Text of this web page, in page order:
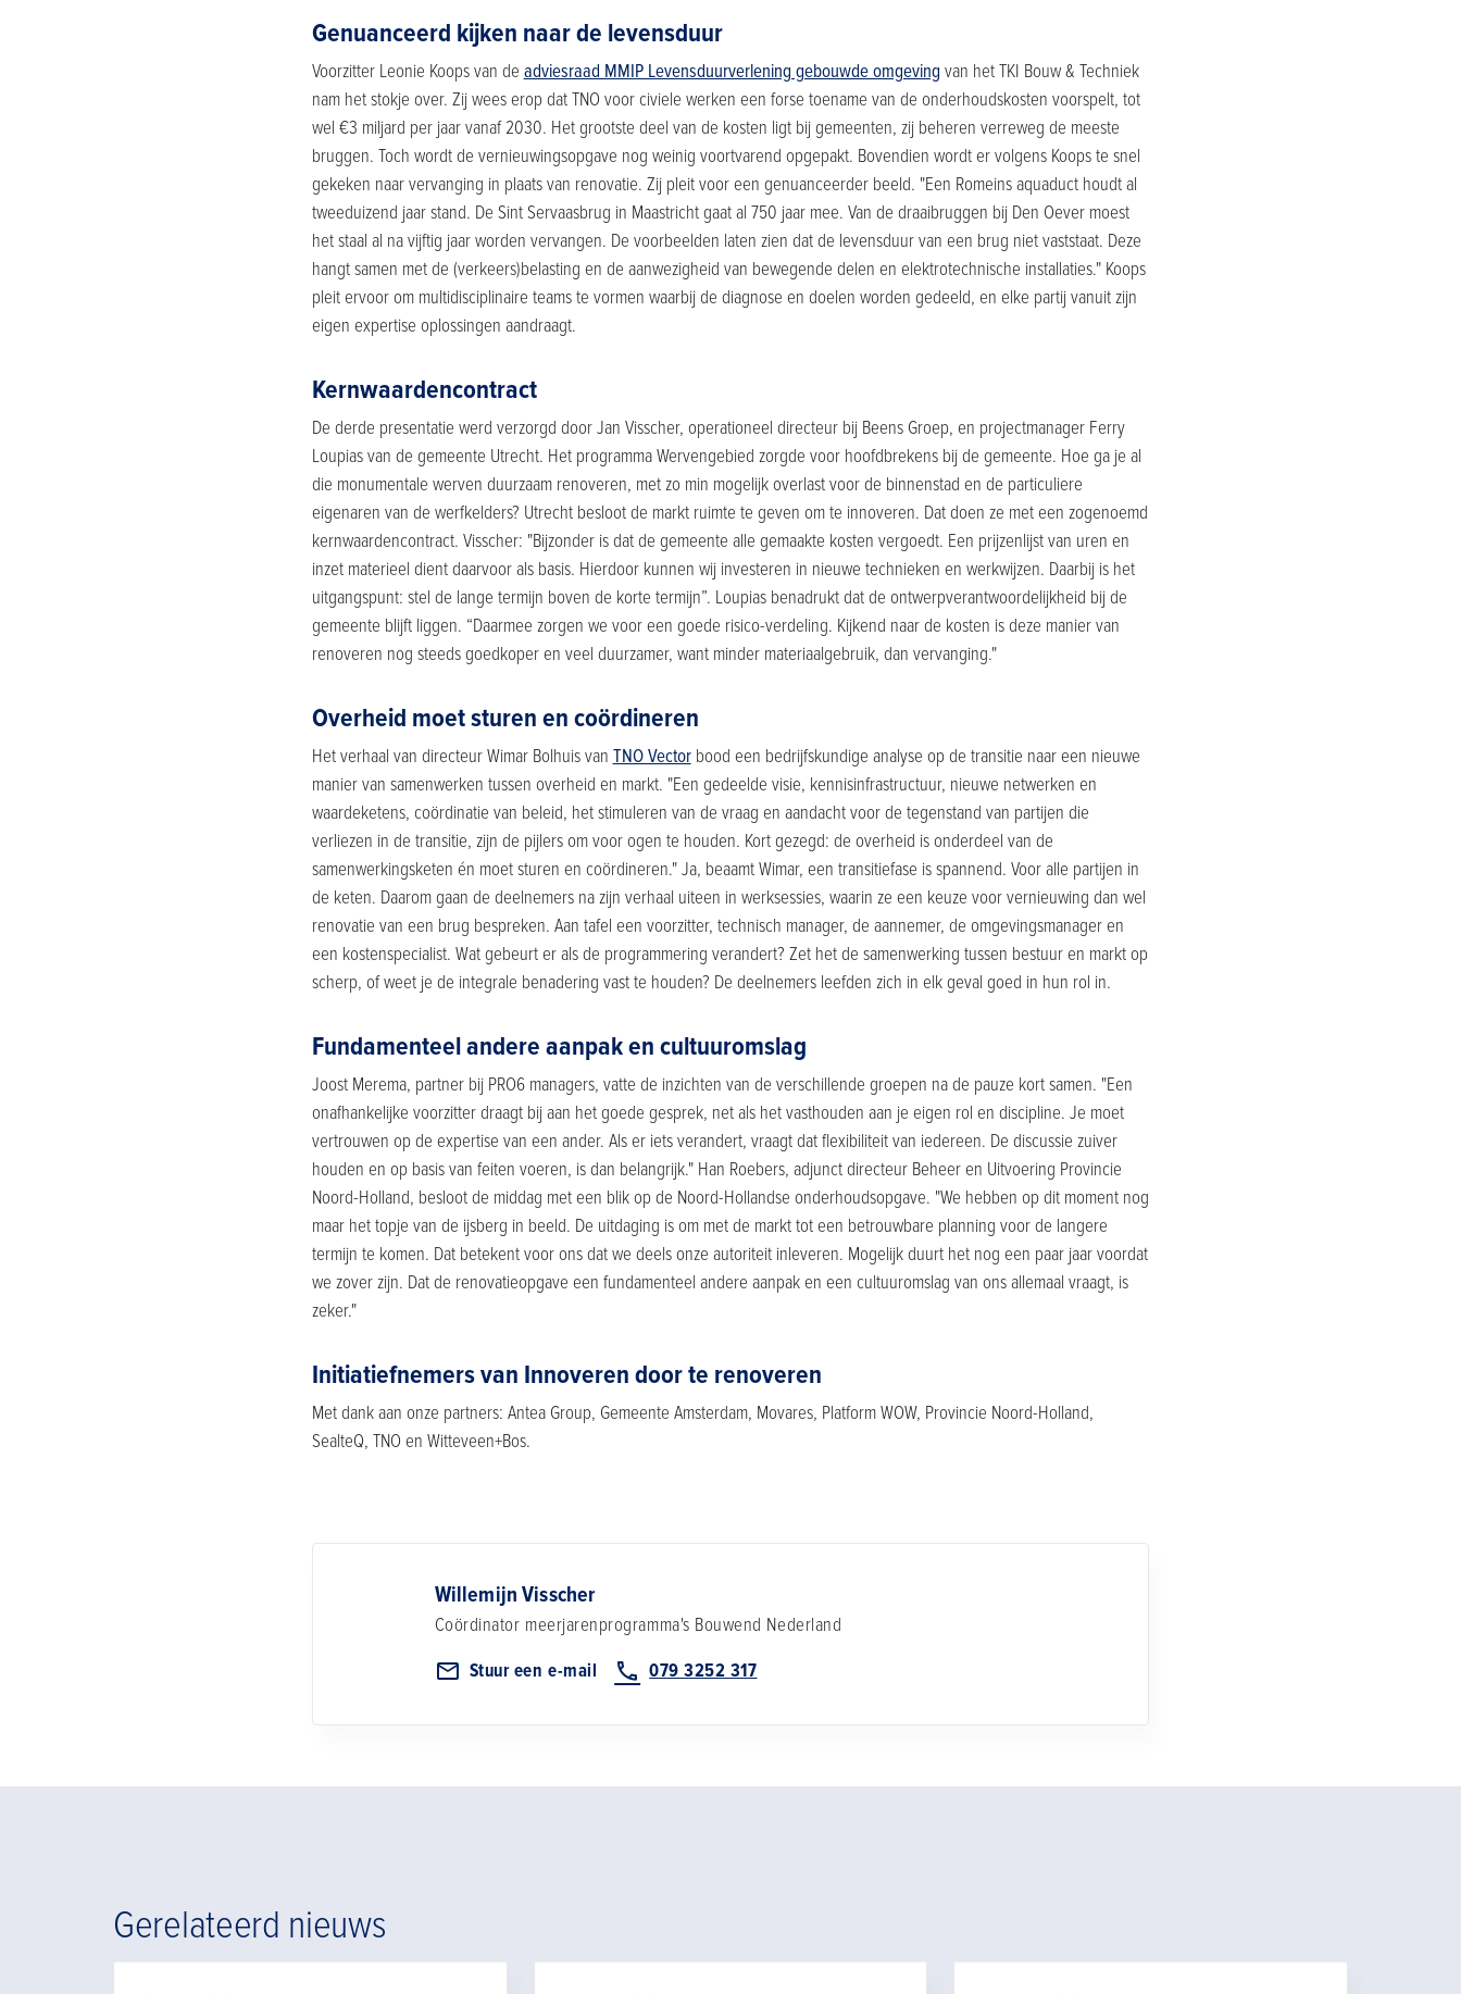
Genuanceerd kijken naar de levensduur
Voorzitter Leonie Koops van de adviesraad MMIP Levensduurverlening gebouwde omgeving van het TKI Bouw & Techniek
nam het stokje over. Zij wees erop dat TNO voor civiele werken een forse toename van de onderhoudskosten voorspelt, tot
wel €3 miljard per jaar vanaf 2030. Het grootste deel van de kosten ligt bij gemeenten, zij beheren verreweg de meeste
bruggen. Toch wordt de vernieuwingsopgave nog weinig voortvarend opgepakt. Bovendien wordt er volgens Koops te snel
gekeken naar vervanging in plaats van renovatie. Zij pleit voor een genuanceerder beeld. "Een Romeins aquaduct houdt al
tweeduizend jaar stand. De Sint Servaasbrug in Maastricht gaat al 750 jaar mee. Van de draaibruggen bij Den Oever moest
het staal al na vijftig jaar worden vervangen. De voorbeelden laten zien dat de levensduur van een brug niet vaststaat. Deze
hangt samen met de (verkeers)belasting en de aanwezigheid van bewegende delen en elektrotechnische installaties." Koops
pleit ervoor om multidisciplinaire teams te vormen waarbij de diagnose en doelen worden gedeeld, en elke partij vanuit zijn
eigen expertise oplossingen aandraagt.
Kernwaardencontract
De derde presentatie werd verzorgd door Jan Visscher, operationeel directeur bij Beens Groep, en projectmanager Ferry
Loupias van de gemeente Utrecht. Het programma Wervengebied zorgde voor hoofdbrekens bij de gemeente. Hoe ga je al
die monumentale werven duurzaam renoveren, met zo min mogelijk overlast voor de binnenstad en de particuliere
eigenaren van de werfkelders? Utrecht besloot de markt ruimte te geven om te innoveren. Dat doen ze met een zogenoemd
kernwaardencontract. Visscher: "Bijzonder is dat de gemeente alle gemaakte kosten vergoedt. Een prijzenlijst van uren en
inzet materieel dient daarvoor als basis. Hierdoor kunnen wij investeren in nieuwe technieken en werkwijzen. Daarbij is het
uitgangspunt: stel de lange termijn boven de korte termijn”. Loupias benadrukt dat de ontwerpverantwoordelijkheid bij de
gemeente blijft liggen. “Daarmee zorgen we voor een goede risico-verdeling. Kijkend naar de kosten is deze manier van
renoveren nog steeds goedkoper en veel duurzamer, want minder materiaalgebruik, dan vervanging."
Overheid moet sturen en coördineren
Het verhaal van directeur Wimar Bolhuis van TNO Vectorbood een bedrijfskundige analyse op de transitie naar een nieuwe
manier van samenwerken tussen overheid en markt. "Een gedeelde visie, kennisinfrastructuur, nieuwe netwerken en
waardeketens, coördinatie van beleid, het stimuleren van de vraag en aandacht voor de tegenstand van partijen die
verliezen in de transitie, zijn de pijlers om voor ogen te houden. Kort gezegd: de overheid is onderdeel van de
samenwerkingsketen én moet sturen en coördineren." Ja, beaamt Wimar, een transitiefase is spannend. Voor alle partijen in
de keten. Daarom gaan de deelnemers na zijn verhaal uiteen in werksessies, waarin ze een keuze voor vernieuwing dan wel
renovatie van een brug bespreken. Aan tafel een voorzitter, technisch manager, de aannemer, de omgevingsmanager en
een kostenspecialist. Wat gebeurt er als de programmering verandert? Zet het de samenwerking tussen bestuur en markt op
scherp, of weet je de integrale benadering vast te houden? De deelnemers leefden zich in elk geval goed in hun rol in.
Fundamenteel andere aanpak en cultuuromslag
Joost Merema, partner bij PRO6 managers, vatte de inzichten van de verschillende groepen na de pauze kort samen. "Een
onafhankelijke voorzitter draagt bij aan het goede gesprek, net als het vasthouden aan je eigen rol en discipline. Je moet
vertrouwen op de expertise van een ander. Als er iets verandert, vraagt dat flexibiliteit van iedereen. De discussie zuiver
houden en op basis van feiten voeren, is dan belangrijk." Han Roebers, adjunct directeur Beheer en Uitvoering Provincie
Noord-Holland, besloot de middag met een blik op de Noord-Hollandse onderhoudsopgave. "We hebben op dit moment nog
maar het topje van de ijsberg in beeld. De uitdaging is om met de markt tot een betrouwbare planning voor de langere
termijn te komen. Dat betekent voor ons dat we deels onze autoriteit inleveren. Mogelijk duurt het nog een paar jaar voordat
we zover zijn. Dat de renovatieopgave een fundamenteel andere aanpak en een cultuuromslag van ons allemaal vraagt, is
zeker."
Initiatiefnemers van Innoveren door te renoveren
Met dank aan onze partners: Antea Group, Gemeente Amsterdam, Movares, Platform WOW, Provincie Noord-Holland,
SealteQ, TNO en Witteveen+Bos.
Willemijn Visscher
Coördinator meerjarenprogramma's Bouwend Nederland
Stuur een e-mail
079 3252 317
Gerelateerd nieuws